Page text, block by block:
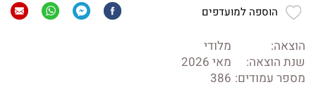
הוספה למועדפים
הוצאה:
מלודי
שנת הוצאה:
מאי 2026
מספר עמודים: 386